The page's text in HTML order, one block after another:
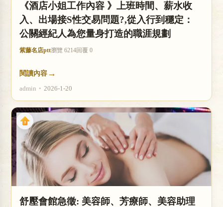
《酒店小姐工作內容 》上班時間、薪水收
入、出場接S性交易問題?,從入行到穩定：
公關經紀人為您量身打造的職涯規劃
紫藤名店ptt瀏覽 6214回覆 0
閱讀內容 →
admin • 2026-1-20
舒壓會館急徵: 美容師、芳療師、美容助理